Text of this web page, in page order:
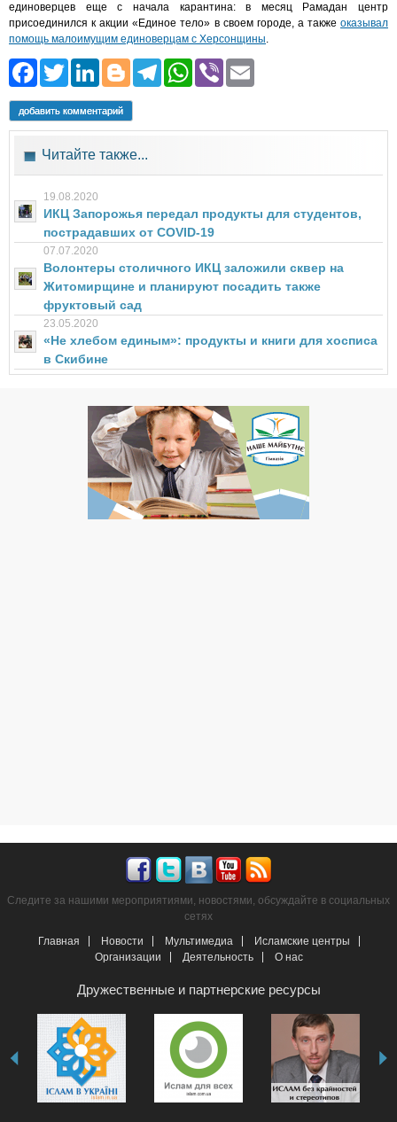
единоверцев еще с начала карантина: в месяц Рамадан центр
присоединился к акции «Единое тело» в своем городе, а также оказывал
помощь малоимущим единоверцам с Херсонщины.
Facebook
Twitter
LinkedIn
Blogger
Telegram
WhatsApp
Viber
добавить комментарий
Читайте также...
19.08.2020
ИКЦ Запорожья передал продукты для студентов,
пострадавших от COVID-19
07.07.2020
Волонтеры столичного ИКЦ заложили сквер на
Житомирщине и планируют посадить также
фруктовый сад
23.05.2020
«Не хлебом единым»: продукты и книги для хосписа
в Скибине
Следите за нашими мероприятиями, новостями, обсуждайте в социальных
сетях
Главная
Новости Мультимедиа
Исламские центры
Организации
Деятельность О нас
Дружественные и партнерские ресурсы